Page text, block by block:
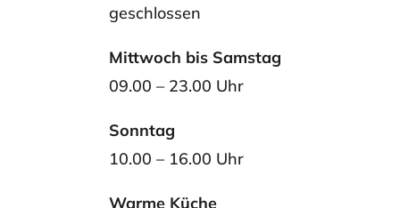
geschlossen
Mittwoch bis Samstag
09.00 – 23.00 Uhr
Sonntag
10.00 – 16.00 Uhr
Warme Küche